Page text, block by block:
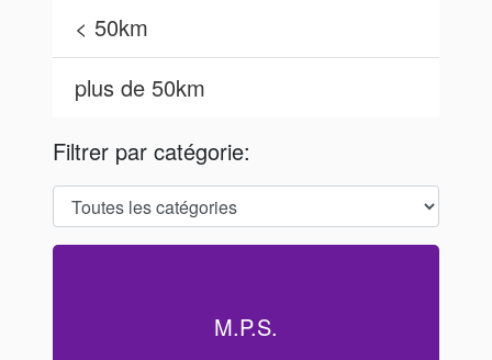
< 50km
plus de 50km
Filtrer par catégorie:
M.P.S.